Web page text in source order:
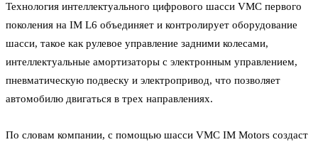
Технология интеллектуального цифрового шасси VMC первого
поколения на IM L6 объединяет и контролирует оборудование
шасси, такое как рулевое управление задними колесами,
интеллектуальные амортизаторы с электронным управлением,
пневматическую подвеску и электропривод, что позволяет
автомобилю двигаться в трех направлениях.
По словам компании, с помощью шасси VMC IM Motors создаст